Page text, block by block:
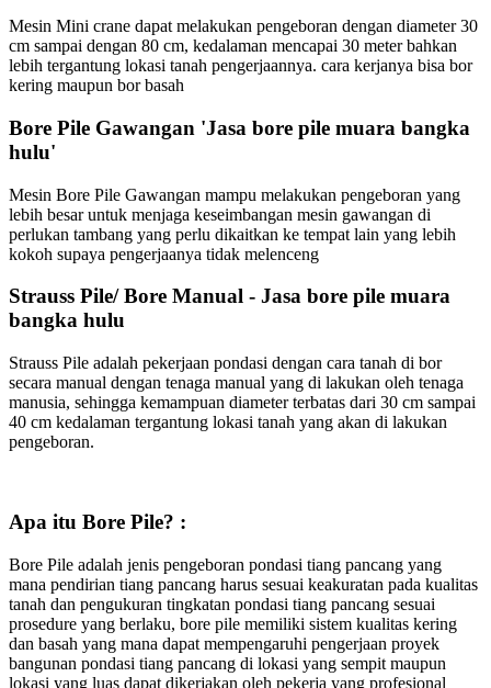
Mesin Mini crane dapat melakukan pengeboran dengan diameter 30
cm sampai dengan 80 cm, kedalaman mencapai 30 meter bahkan
lebih tergantung lokasi tanah pengerjaannya. cara kerjanya bisa bor
kering maupun bor basah
Bore Pile Gawangan 'Jasa bore pile muara bangka
hulu'
Mesin Bore Pile Gawangan mampu melakukan pengeboran yang
lebih besar untuk menjaga keseimbangan mesin gawangan di
perlukan tambang yang perlu dikaitkan ke tempat lain yang lebih
kokoh supaya pengerjaanya tidak melenceng
Strauss Pile/ Bore Manual - Jasa bore pile muara
bangka hulu
Strauss Pile adalah pekerjaan pondasi dengan cara tanah di bor
secara manual dengan tenaga manual yang di lakukan oleh tenaga
manusia, sehingga kemampuan diameter terbatas dari 30 cm sampai
40 cm kedalaman tergantung lokasi tanah yang akan di lakukan
pengeboran.
Apa itu Bore Pile? :
Bore Pile adalah jenis pengeboran pondasi tiang pancang yang
mana pendirian tiang pancang harus sesuai keakuratan pada kualitas
tanah dan pengukuran tingkatan pondasi tiang pancang sesuai
prosedure yang berlaku, bore pile memiliki sistem kualitas kering
dan basah yang mana dapat mempengaruhi pengerjaan proyek
bangunan pondasi tiang pancang di lokasi yang sempit maupun
lokasi yang luas dapat dikerjakan oleh pekerja yang profesional